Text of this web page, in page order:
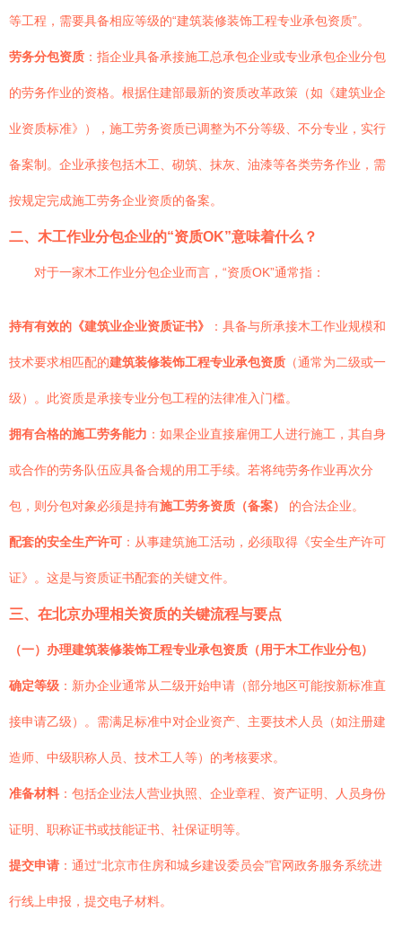
等工程，需要具备相应等级的“建筑装修装饰工程专业承包资质”。
劳务分包资质 ：指企业具备承接施工总承包企业或专业承包企业分包
的劳务作业的资格。根据住建部最新的资质改革政策（如《建筑业企
业资质标准》），施工劳务资质已调整为不分等级、不分专业，实行
备案制。企业承接包括木工、砌筑、抹灰、油漆等各类劳务作业，需
按规定完成施工劳务企业资质的备案。
二、木工作业分包企业的“资质OK”意味着什么？
对于一家木工作业分包企业而言，“资质OK”通常指：
持有有效的《建筑业企业资质证书》 ：具备与所承接木工作业规模和
技术要求相匹配的建筑装修装饰工程专业承包资质 （通常为二级或一
级）。此资质是承接专业分包工程的法律准入门槛。
拥有合格的施工劳务能力 ：如果企业直接雇佣工人进行施工，其自身
或合作的劳务队伍应具备合规的用工手续。若将纯劳务作业再次分
包，则分包对象必须是持有施工劳务资质（备案） 的合法企业。
配套的安全生产许可 ：从事建筑施工活动，必须取得《安全生产许可
证》。这是与资质证书配套的关键文件。
三、在北京办理相关资质的关键流程与要点
（一）办理建筑装修装饰工程专业承包资质（用于木工作业分包）
确定等级 ：新办企业通常从二级开始申请（部分地区可能按新标准直
接申请乙级）。需满足标准中对企业资产、主要技术人员（如注册建
造师、中级职称人员、技术工人等）的考核要求。
准备材料 ：包括企业法人营业执照、企业章程、资产证明、人员身份
证明、职称证书或技能证书、社保证明等。
提交申请 ：通过“北京市住房和城乡建设委员会”官网政务服务系统进
行线上申报，提交电子材料。